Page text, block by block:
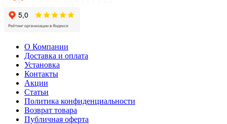
О Компании
Доставка и оплата
Установка
Контакты
Акции
Статьи
Политика конфиденциальности
Возврат товара
Публичная оферта